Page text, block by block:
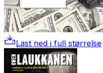
Last ned i full størrelse